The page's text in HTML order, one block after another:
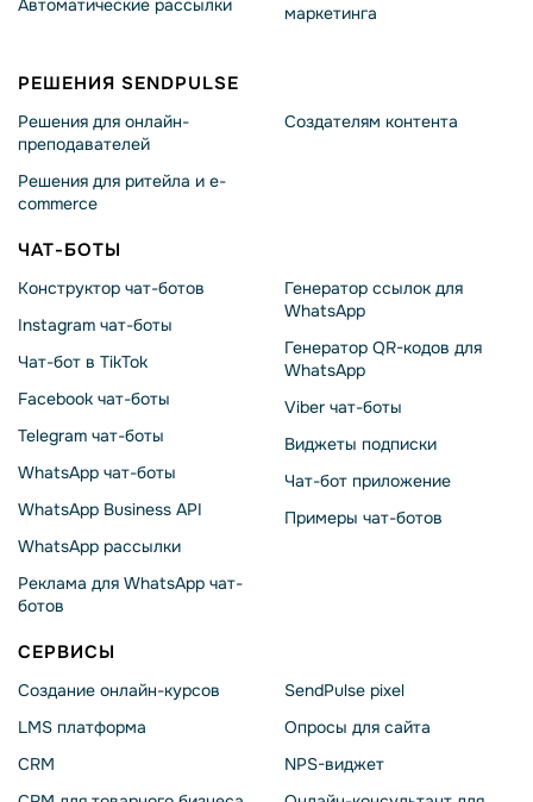
Автоматические рассылки
маркетинга
РЕШЕНИЯ SENDPULSE
Решения для онлайн-
преподавателей
Решения для ритейла и e-
commerce
Создателям контента
ЧАТ-БОТЫ
Конструктор чат-ботов
Instagram чат-боты
Чат-бот в TikTok
Facebook чат-боты
Telegram чат-боты
WhatsApp чат-боты
WhatsApp Business API
WhatsApp рассылки
Реклама для WhatsApp чат-
ботов
Генератор ссылок для
WhatsApp
Генератор QR-кодов для
WhatsApp
Viber чат-боты
Виджеты подписки
Чат-бот приложение
Примеры чат-ботов
СЕРВИСЫ
Создание онлайн-курсов
LMS платформа
CRM
SendPulse pixel
Опросы для сайта
NPS-виджет